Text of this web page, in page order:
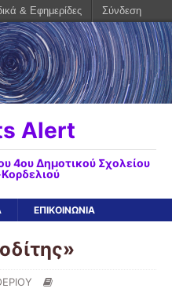
Alert
4ου Δημοτικού Σχολείου
ΕΠΙΚΟΙΝΩΝΙΑ
& Εφημερίδες Σύνδεση